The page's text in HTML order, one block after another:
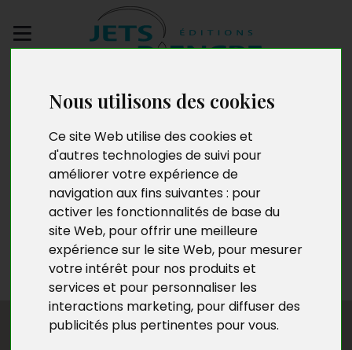
Nous utilisons des cookies
Ce site Web utilise des cookies et
d'autres technologies de suivi pour
améliorer votre expérience de
navigation aux fins suivantes : pour
activer les fonctionnalités de base du
site Web, pour offrir une meilleure
expérience sur le site Web, pour mesurer
votre intérêt pour nos produits et
services et pour personnaliser les
interactions marketing, pour diffuser des
publicités plus pertinentes pour vous.
manuscrit
Ibrahima Bob
Né le 27 novembre 1969 à Ziguinchor, au Sénégal,
Ibrahima Bob est Docteur en sociologie à l’université de
Picardie Jules Verne d’Amiens. Il est marié, enseignant
et expert social.